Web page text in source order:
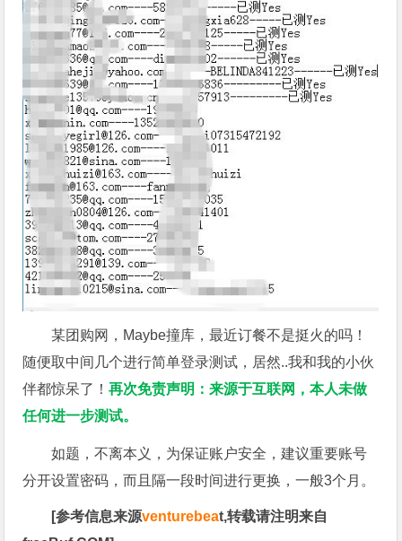
某团购网，Maybe撞库，最近订餐不是挺火的吗！
随便取中间几个进行简单登录测试，居然..我和我的小伙
伴都惊呆了！再次免责声明：来源于互联网，本人未做
任何进一步测试。
如题，不离本义，为保证账户安全，建议重要账号
分开设置密码，而且隔一段时间进行更换，一般3个月。
[参考信息来源venturebeat,转载请注明来自